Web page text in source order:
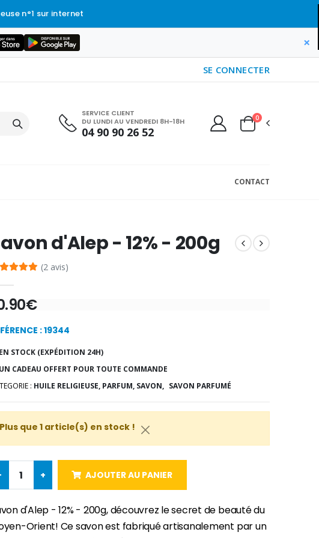
n°1 sur internet
×
SE CONNECTER
SERVICE CLIENT
DU LUNDI AU VENDREDI 8H-18H
04 90 90 26 52
0
CONTACT
d'Alep - 12% - 200g
(2 avis)
: 19344
EN STOCK (EXPÉDITION 24H)
UN CADEAU OFFERT POUR TOUTE COMMANDE
: HUILE RELIGIEUSE, PARFUM, SAVON, SAVON PARFUMÉ
Plus que 1 article(s) en stock !
+ AJOUTER AU PANIER
d'Alep - 12% - 200g, découvrez le secret de beauté du
Orient! Ce savon est fabriqué artisanalement par un